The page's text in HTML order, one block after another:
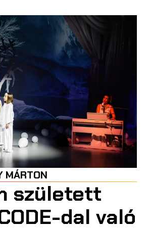
MÁRTON
született
dal való